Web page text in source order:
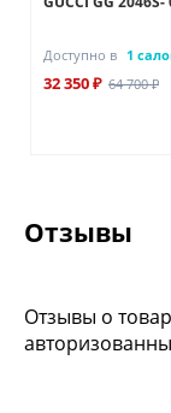
Доступно в 1
32 350 ₽ 64 700 ₽
Отзывы
Отзывы о